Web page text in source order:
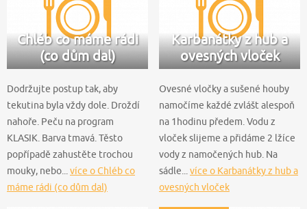
Chléb co máme rádi
(co dům dal)
Dodržujte postup tak, aby
tekutina byla vždy dole. Droždí
nahoře. Peču na program
KLASIK. Barva tmavá. Těsto
popřípadě zahustěte trochou
mouky, nebo... více o Chléb co
máme rádi (co dům dal)
Karbanátky z hub a
ovesných vloček
Ovesné vločky a sušené houby
namočíme každé zvlášt alespoň
na 1hodinu předem. Vodu z
vloček slijeme a přidáme 2 lžíce
vody z namočených hub. Na
sádle... více o Karbanátky z hub a
ovesných vloček